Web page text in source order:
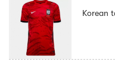
Korean